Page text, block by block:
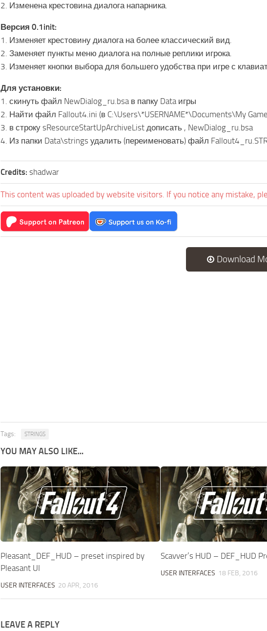
2. Изменена крестовина диалога напарника.
Версия 0.1init:
1. Изменяет крестовину диалога на более классический вид.
2. Заменяет пункты меню диалога на полные реплики игрока.
3. Изменяет кнопки выбора для большего удобства при игре с
Для установки:
1. скинуть файл NewDialog_ru.bsa в папку Data игры
2. Найти файл Fallout4.ini (в C:\Users\*USERNAME*\Documents\My
3. в строку sResourceStartUpArchiveList дописать , NewDialog_ru.bsa
4. Из папки Data\strings удалить (переименовать) файл
Credits: shadwar
This content was uploaded by website visitors. If you notice any mistake,
Download
Tags: STRINGS
YOU MAY ALSO LIKE...
Pleasant_DEF_HUD – preset inspired by
Pleasant UI
USER INTERFACES 20 APR, 2016
Scavver’s HUD – DEF_HUD
USER INTERFACES 18 FEB, 2016
LEAVE A REPLY